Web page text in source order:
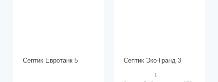
Септик Евротанк 5 Септик Эко-Гранд 3
1